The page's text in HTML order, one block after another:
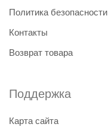
Политика безопасности
Контакты
Возврат товара
Поддержка
Карта сайта